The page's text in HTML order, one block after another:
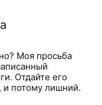
Моя просьба
Отдайте его
и потому лишний.